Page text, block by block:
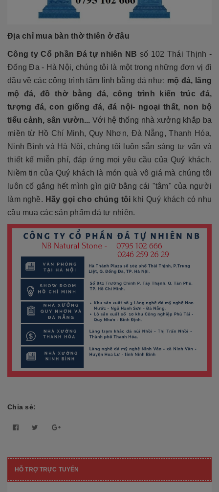
Địa chỉ mua bàn thờ thiên ở đâu
Công ty Cổ phần Đá tự nhiên NB số 102 Thái Thịnh -
Đống Đa - Hà Nội, chúng tôi là một trong những đơn vị đi
đầu về các công trình tâm linh bằng đá như: mộ đá, lăng
mộ đá, đồ thờ bằng đá, công trình kiến trúc đá,
tượng đá, con giống đá, đá nội- ngoại thất, non bộ
tiểu cảnh, sân vườn...Với hệ thống nhà xưởng khắp ba
miền từ Hồ Chí Minh, Quy Nhơn, Đà Nẵng, Thanh Hóa,
Ninh Bình và Hà Nội, chúng tôi luôn sẵn sàng tư vấn và
thiết kế miễn phí, đáp ứng mọi yêu cầu của Quý khách.
Niềm tin của Quý khách là món quà vô giá mà chúng tôi
luôn cố gắng hết mình gìn giữ bằng cái "tâm" của người
làm nghề. Hãy gọi cho chúng tôi khi Quý khách có nhu
cầu mua các sản phẩm đá tự nhiên.
Chia sẻ:
HỖ TRỢ TRỰC TUYẾN